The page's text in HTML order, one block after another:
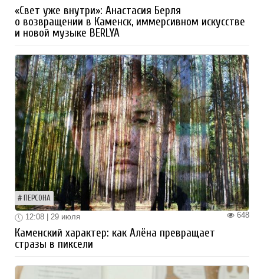
«Свет уже внутри»: Анастасия Берля
о возвращении в Каменск, иммерсивном искусстве
и новой музыке BERLYA
ПЕРСОНА
648
12:08 | 29 июля
Каменский характер: как Алёна превращает
стразы в пиксели